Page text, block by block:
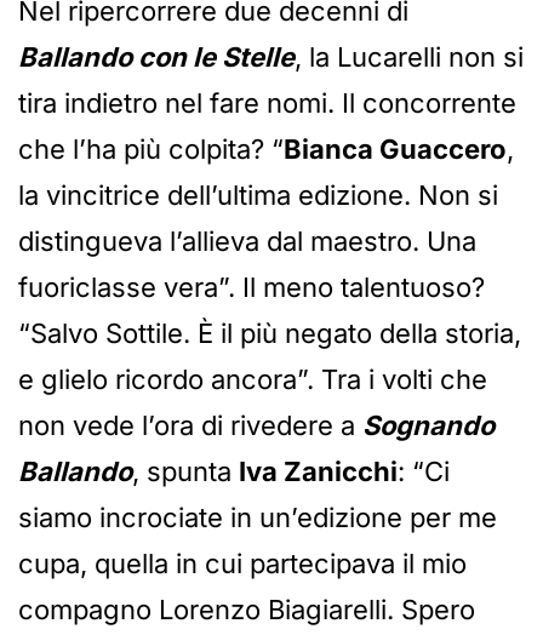
Nel ripercorrere due decenni di
Ballando con le Stelle, la Lucarelli non si
tira indietro nel fare nomi. Il concorrente
che l’ha più colpita? “Bianca Guaccero,
la vincitrice dell’ultima edizione. Non si
distingueva l’allieva dal maestro. Una
fuoriclasse vera”. Il meno talentuoso?
“Salvo Sottile. È il più negato della storia,
e glielo ricordo ancora”. Tra i volti che
non vede l’ora di rivedere a Sognando
Ballando, spunta Iva Zanicchi: “Ci
siamo incrociate in un’edizione per me
cupa, quella in cui partecipava il mio
compagno Lorenzo Biagiarelli. Spero